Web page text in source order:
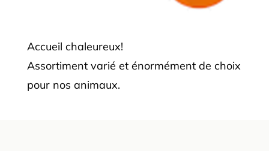
Accueil chaleureux!
Assortiment varié et énormément de choix
pour nos animaux.